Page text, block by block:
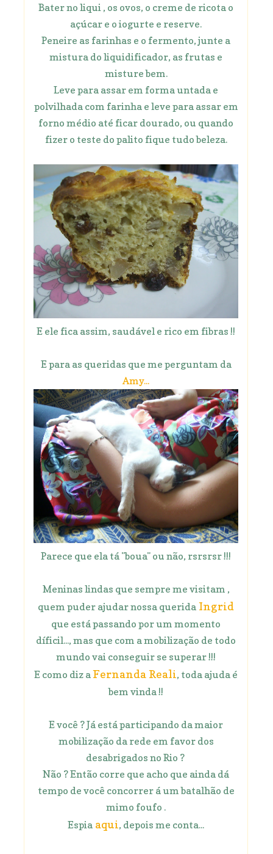
Bater no liqui , os ovos, o creme de ricota o
açúcar e o iogurte e reserve.
Peneire as farinhas e o fermento, junte a
mistura do liquidificador, as frutas e
misture bem.
Leve para assar em forma untada e
polvilhada com farinha e leve para assar em
forno médio até ficar dourado, ou quando
fizer o teste do palito fique tudo beleza.
E ele fica assim, saudável e rico em fibras !!
E para as queridas que me perguntam da
Amy...
Parece que ela tá "boua" ou não, rsrsrsr !!!
Meninas lindas que sempre me visitam ,
quem puder ajudar nossa querida Ingrid
que está passando por um momento
díficil..., mas que com a mobilização de todo
mundo vai conseguir se superar !!!
E como diz aFernanda Reali, toda ajuda é
bem vinda !!
E você ? Já está participando da maior
mobilização da rede em favor dos
desabrigados no Rio ?
Não ? Então corre que acho que ainda dá
tempo de você concorrer á um batalhão de
mimo foufo .
Espia aqui, depois me conta...